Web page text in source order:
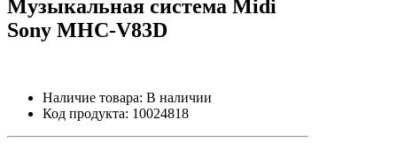
Музыкальная система Midi
Sony MHC-V83D
Наличие товара: В наличии
Код продукта: 10024818